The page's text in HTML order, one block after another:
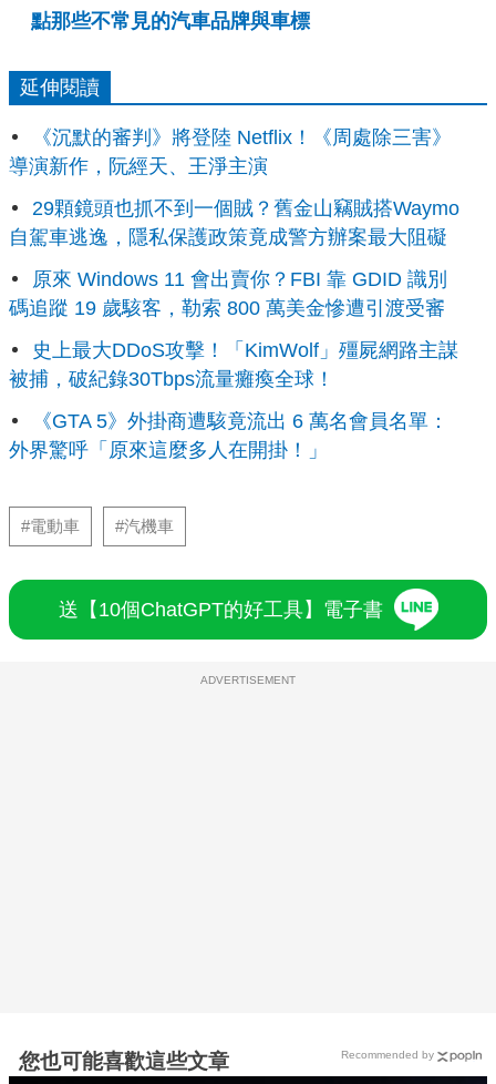
點那些不常見的汽車品牌與車標
延伸閱讀
《沉默的審判》將登陸 Netflix！《周處除三害》
導演新作，阮經天、王淨主演
29顆鏡頭也抓不到一個賊？舊金山竊賊搭Waymo
自駕車逃逸，隱私保護政策竟成警方辦案最大阻礙
原來 Windows 11 會出賣你？FBI 靠 GDID 識別
碼追蹤 19 歲駭客，勒索 800 萬美金慘遭引渡受審
史上最大DDoS攻擊！「KimWolf」殭屍網路主謀
被捕，破紀錄30Tbps流量癱瘓全球！
《GTA 5》外掛商遭駭竟流出 6 萬名會員名單：
外界驚呼「原來這麼多人在開掛！」
#電動車 #汽機車
送【10個ChatGPT的好工具】電子書
ADVERTISEMENT
您也可能喜歡這些文章 Recommended by